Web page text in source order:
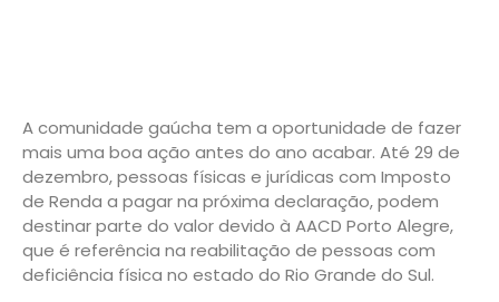
A comunidade gaúcha tem a oportunidade de fazer
mais uma boa ação antes do ano acabar. Até 29 de
dezembro, pessoas físicas e jurídicas com Imposto
de Renda a pagar na próxima declaração, podem
destinar parte do valor devido à AACD Porto Alegre,
que é referência na reabilitação de pessoas com
deficiência física no estado do Rio Grande do Sul.